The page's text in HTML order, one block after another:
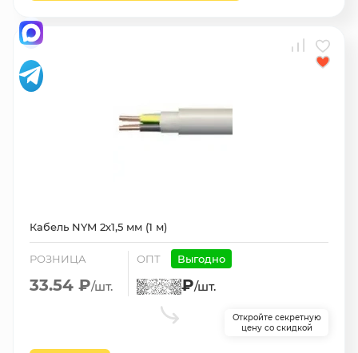
Кабель NYM 2х1,5 мм (1 м)
РОЗНИЦА
33.54 ₽/шт.
ОПТ Выгодно
₽/шт.
Откройте секретную
цену со скидкой